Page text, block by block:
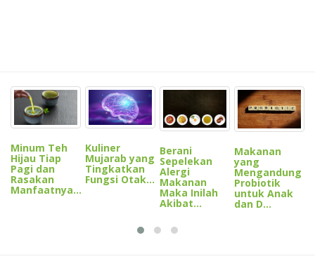
Minum Teh
Hijau Tiap
Pagi dan
Rasakan
Manfaatnya...
Kuliner
Mujarab yang
Tingkatkan
Fungsi Otak...
Berani
Sepelekan
Alergi
Makanan
Maka Inilah
Akibat...
Makanan
yang
Mengandung
Probiotik
untuk Anak
dan D...